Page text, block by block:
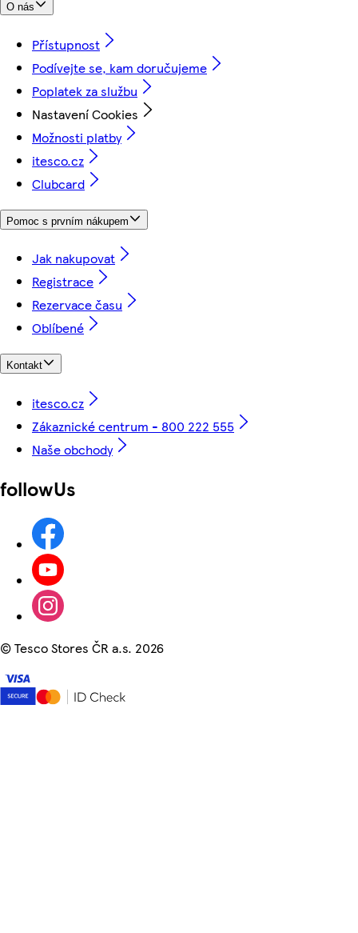
O nás
Přístupnost
Podívejte se, kam doručujeme
Poplatek za službu
Nastavení Cookies
Možnosti platby
itesco.cz
Clubcard
Pomoc s prvním nákupem
Jak nakupovat
Registrace
Rezervace času
Oblíbené
Kontakt
itesco.cz
Zákaznické centrum - 800 222 555
Naše obchody
followUs
©Tesco Stores ČR a.s. 2026